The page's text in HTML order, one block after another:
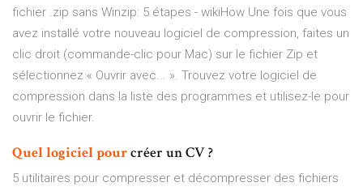
fichier .zip sans Winzip: 5 étapes - wikiHow Une fois que vous
avez installé votre nouveau logiciel de compression, faites un
clic droit (commande-clic pour Mac) sur le fichier Zip et
sélectionnez « Ouvrir avec... ». Trouvez votre logiciel de
compression dans la liste des programmes et utilisez-le pour
ouvrir le fichier.
Quellogicielpourcréer un CV ?
5 utilitaires pour compresser et décompresser des fichiers